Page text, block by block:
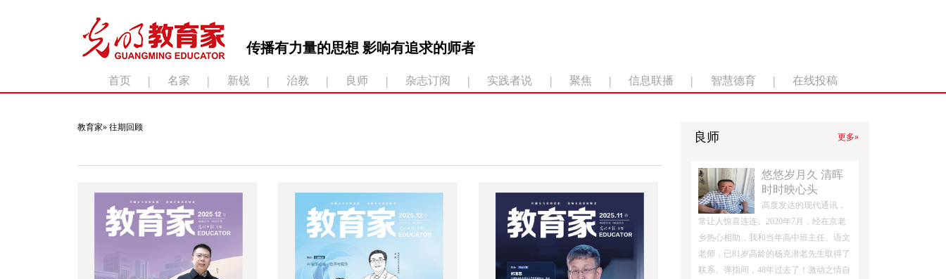
传播有力量的思想 影响有追求的师者
首页 | 名家 | 新锐 | 治教 | 良师 | 杂志订阅 | 实践者说 | 聚焦 | 信息联播 | 智慧德育 | 在线投稿
教育家» 往期回顾
良师 更多»
悠悠岁月久 清晖
时时映心头
高度发达的现代通讯，
常让人惊喜连连。2020年7月，经在京老
乡热心相助，我和当年高中班主任、语文
老师，已81岁高龄的杨克潜老先生取得了
联系。弹指间，48年过去了！激动之情自